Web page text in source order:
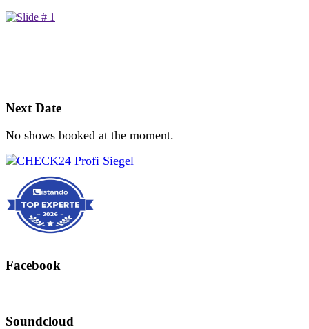
Next Date
No shows booked at the moment.
Facebook
Soundcloud